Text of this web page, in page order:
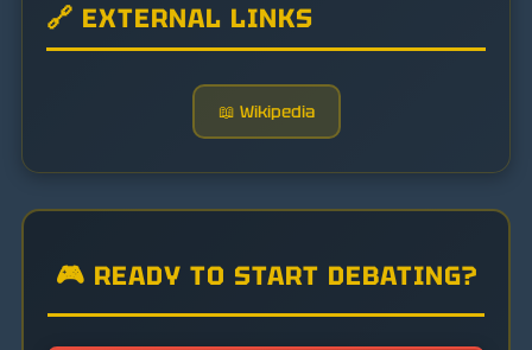
🔗 EXTERNAL LINKS
📖 Wikipedia
🎮 READY TO START DEBATING?